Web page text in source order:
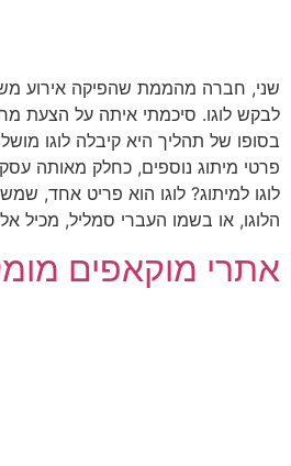
שני, חברה מהממת שהפיקה אירוע
לבקש לוגו. סיכמתי איתה על הצעת
בסופו של תהליך היא קיבלה לוגו
פרטי מיתוג נוספים, כחלק מאותה
לוגו למיתוג? לוגו הוא פריט אחד,
הלוגו, או בשמו העברי סמליל, מכיל
אתרי מוקאפים